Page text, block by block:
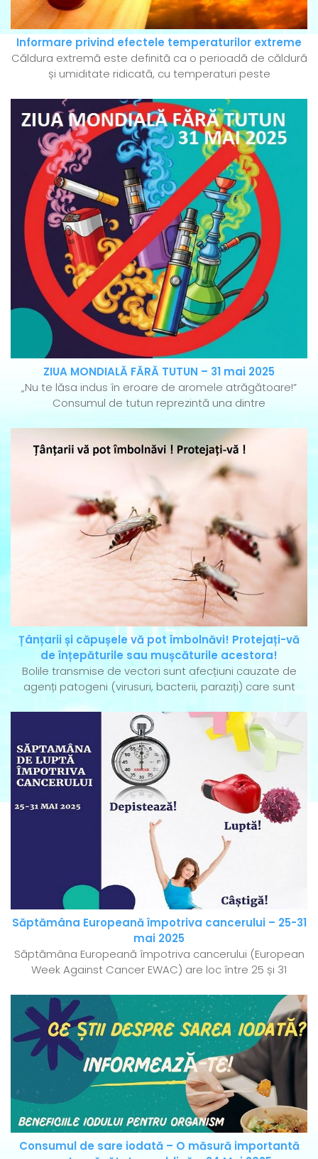
Informare privind efectele temperaturilor extreme
Căldura extremă este definită ca o perioadă de căldură
și umiditate ridicată, cu temperaturi peste
ZIUA MONDIALĂ FĂRĂ TUTUN – 31 mai 2025
„Nu te lăsa indus în eroare de aromele atrăgătoare!”
Consumul de tutun reprezintă una dintre
Țânțarii și căpușele vă pot îmbolnăvi! Protejați-vă
de înțepăturile sau mușcăturile acestora!
Bolile transmise de vectori sunt afecțiuni cauzate de
agenți patogeni (virusuri, bacterii, paraziți) care sunt
Săptămâna Europeană împotriva cancerului – 25-31
mai 2025
Săptămâna Europeană împotriva cancerului (European
Week Against Cancer EWAC) are loc între 25 și 31
Consumul de sare iodată – O măsură importantă